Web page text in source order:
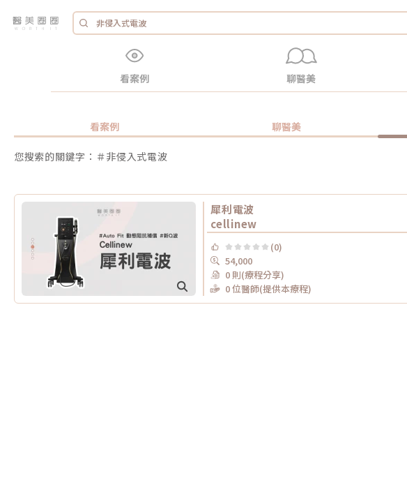
看案例 聊醫美
看案例 聊醫美
您搜索的關鍵字：＃非侵入式電波
犀利電波
cellinew
(0)
54,000
0 則(療程分享)
0 位醫師(提供本療程)